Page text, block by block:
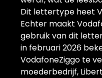
Dit lettertype heet
Echter maakt
gebruik van dit
in februari 2026
VodafoneZiggo te
moederbedrijf,